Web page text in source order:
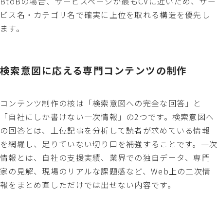
ビス名・カテゴリ名で確実に上位を取れる構造を優先し
ます。
検索意図に応える専門コンテンツの制作
コンテンツ制作の核は「検索意図への完全な回答」と
「自社にしか書けない一次情報」の2つです。検索意図へ
の回答とは、上位記事を分析して読者が求めている情報
を網羅し、足りていない切り口を補強することです。一次
情報とは、自社の支援実績、業界での独自データ、専門
家の見解、現場のリアルな課題感など、Web上の二次情
報をまとめ直しただけでは出せない内容です。